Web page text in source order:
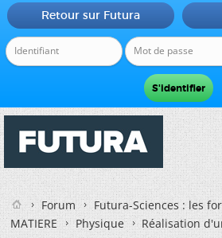
Retour sur Futura
Forum
Futura-Sciences : les
MATIERE
Physique Réalisation